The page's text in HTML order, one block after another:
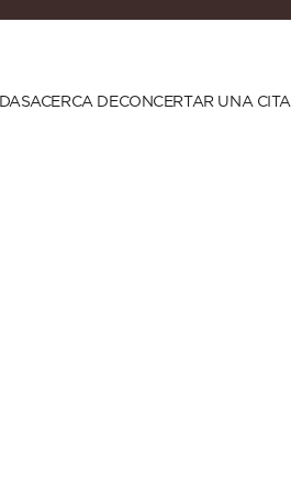
ACERCA DECONCERTAR UNA CITA